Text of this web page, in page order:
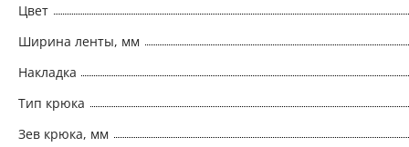
Цвет
Ширина ленты, мм
Накладка
Тип крюка
Зев крюка, мм